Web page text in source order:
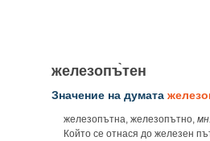
железопъ̀тен
Значение на думата
железопътна, железопътно, мн.
Който се отнася до железен